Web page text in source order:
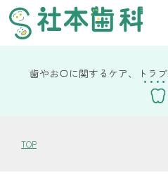
院長社本の
歯やお口に関するケア、トラ
TOP